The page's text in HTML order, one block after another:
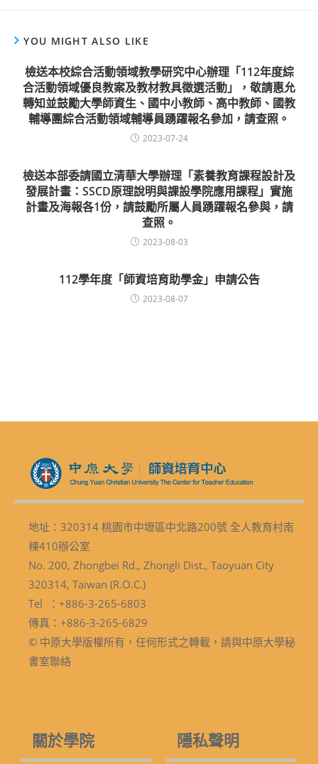
YOU MIGHT ALSO LIKE
檢送本校綜合活動領域教學研究中心辦理「112年度綜
合活動領域優良教案及教材教具徵選活動」，敬請惠允
轉知並鼓勵大學師資生、國中小教師、高中教師、國教
輔導團綜合活動領域輔導員踴躍報名參加，請查照。
2023-07-24
檢送本部委請國立清華大學辦理「素養教育課程設計及
發展計畫：SSCD原理說明與課設學院應用課程」實施
計畫及海報各1份，請鼓勵所屬人員踴躍報名參與，請
查照。
2023-08-03
112學年度「師資培育助學金」申請公告
2023-08-07
地址：320314 桃園市中壢區中北路200號 全人教育村南
棟410辦公室
No. 200, Zhongbei Rd., Zhongli Dist., Taoyuan City
320314, Taiwan (R.O.C.)
Tel ：+886-3-265-6803
傳真：+886-3-265-6829
© 中原大學版權所有，任何形式之轉載，請與中原大學秘
書室聯絡
關於學院 隱私聲明